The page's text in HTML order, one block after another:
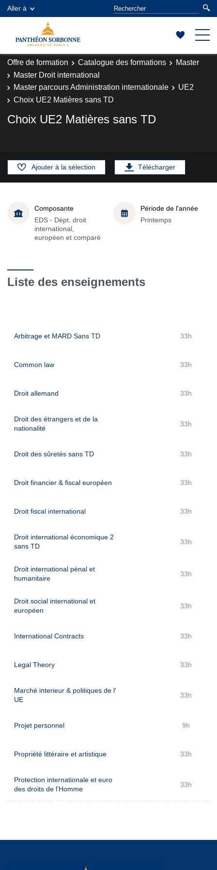
Aller à
Offre de formation Catalogue des formations
Master
Master Droit international
Master parcours Administration internationale
UE2
Choix UE2 Matières sans TD
Choix UE2 Matières sans TD
Ajouter à la sélection Télécharger
Composante
EDS - Dépt. droit
international,
européen et comparé
Période de l'année
Printemps
Liste des enseignements
Arbitrage et MARD Sans TD 33h
Common law 33h
Droit allemand 33h
Droit des étrangers et de la
nationalité
33h
Droit des sûretés sans TD 33h
Droit financier & fiscal européen 33h
Droit fiscal international 33h
Droit international économique 2
sans TD
33h
Droit international pénal et
humanitaire
33h
Droit social international et
européen
33h
International Contracts 33h
Legal Theory 33h
Marché interieur & politiques de l'
UE
33h
Projet personnel 9h
Propriété littéraire et artistique 33h
Protection internationale et euro
des droits de l'Homme
33h